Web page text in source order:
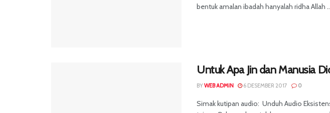
bentuk amalan ibadah hanyalah ridha Allah
Untuk Apa Jin dan Manusia
BYWEB ADMIN 6 DESEMBER 2017 0
Simak kutipan audio: Unduh Audio